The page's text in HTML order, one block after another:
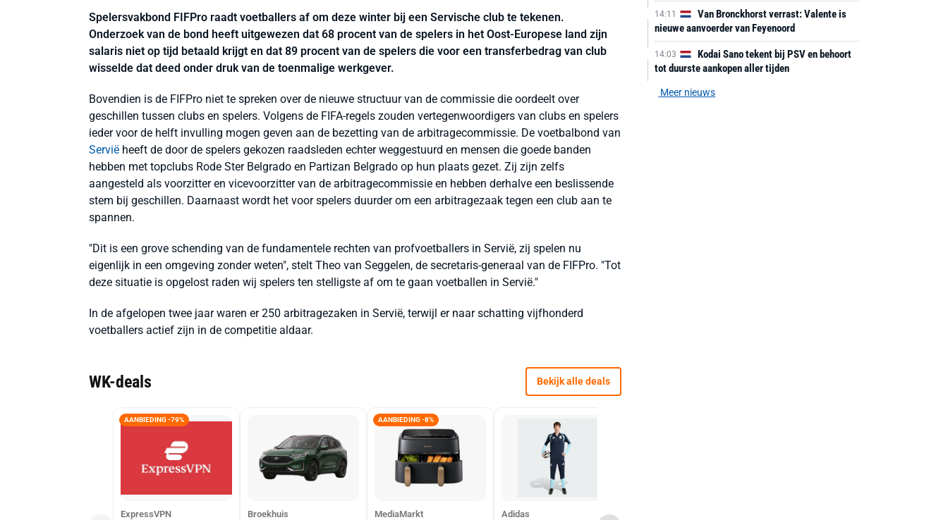
Spelersvakbond FIFPro raadt voetballers af om deze winter bij een Servische club te tekenen.
Onderzoek van de bond heeft uitgewezen dat 68 procent van de spelers in het Oost-Europese land zijn
salaris niet op tijd betaald krijgt en dat 89 procent van de spelers die voor een transferbedrag van club
wisselde dat deed onder druk van de toenmalige werkgever.
Bovendien is de FIFPro niet te spreken over de nieuwe structuur van de commissie die oordeelt over
geschillen tussen clubs en spelers. Volgens de FIFA-regels zouden vertegenwoordigers van clubs en spelers
ieder voor de helft invulling mogen geven aan de bezetting van de arbitragecommissie. De voetbalbond van
Servië heeft de door de spelers gekozen raadsleden echter weggestuurd en mensen die goede banden
hebben met topclubs Rode Ster Belgrado en Partizan Belgrado op hun plaats gezet. Zij zijn zelfs
aangesteld als voorzitter en vicevoorzitter van de arbitragecommissie en hebben derhalve een beslissende
stem bij geschillen. Daarnaast wordt het voor spelers duurder om een arbitragezaak tegen een club aan te
spannen.
"Dit is een grove schending van de fundamentele rechten van profvoetballers in Servië, zij spelen nu
eigenlijk in een omgeving zonder weten", stelt Theo van Seggelen, de secretaris-generaal van de FIFPro. "Tot
deze situatie is opgelost raden wij spelers ten stelligste af om te gaan voetballen in Servië."
In de afgelopen twee jaar waren er 250 arbitragezaken in Servië, terwijl er naar schatting vijfhonderd
voetballers actief zijn in de competitie aldaar.
WK-deals Bekijk alle deals
AANBIEDING -79%
ExpressVPN Broekhuis
AANBIEDING -8%
MediaMarkt Adidas
14:11
Van Bronckhorst verrast: Valente is
nieuwe aanvoerder van Feyenoord
14:03
Kodai Sano tekent bij PSV en behoort
tot duurste aankopen aller tijden
Meer nieuws